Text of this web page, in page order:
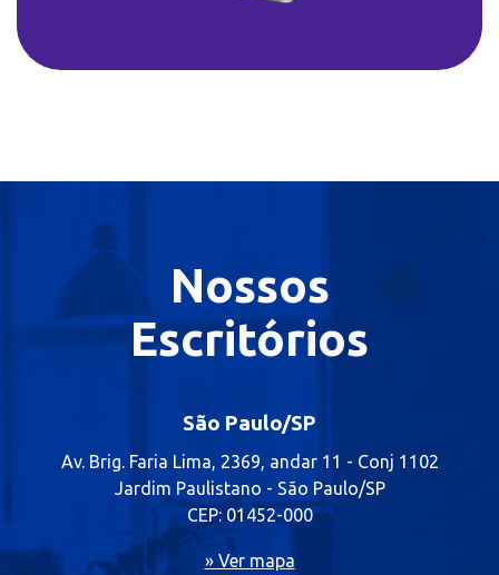
Nossos
Escritórios
São Paulo/SP
Av. Brig. Faria Lima, 2369, andar 11 - Conj 1102
Jardim Paulistano - São Paulo/SP
CEP: 01452-000
» Ver mapa